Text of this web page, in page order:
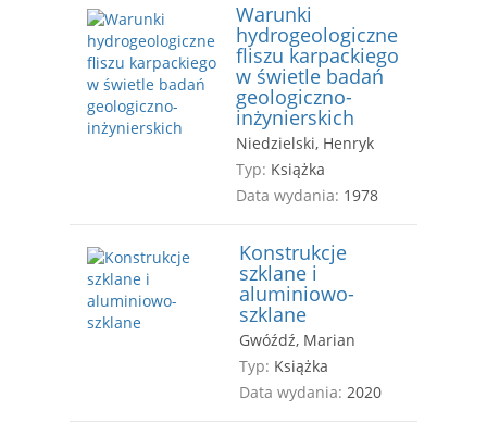
Warunki
hydrogeologiczne
fliszu karpackiego
w świetle badań
geologiczno-
inżynierskich
Niedzielski, Henryk
Typ: Książka
Data wydania: 1978
Konstrukcje
szklane i
aluminiowo-
szklane
Gwóźdź, Marian
Typ: Książka
Data wydania: 2020